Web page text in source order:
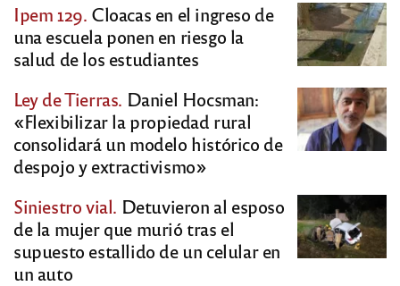
Ipem 129. Cloacas en el ingreso de
una escuela ponen en riesgo la
salud de los estudiantes
Ley de Tierras. Daniel Hocsman:
«Flexibilizar la propiedad rural
consolidará un modelo histórico de
despojo y extractivismo»
Siniestro vial. Detuvieron al esposo
de la mujer que murió tras el
supuesto estallido de un celular en
un auto